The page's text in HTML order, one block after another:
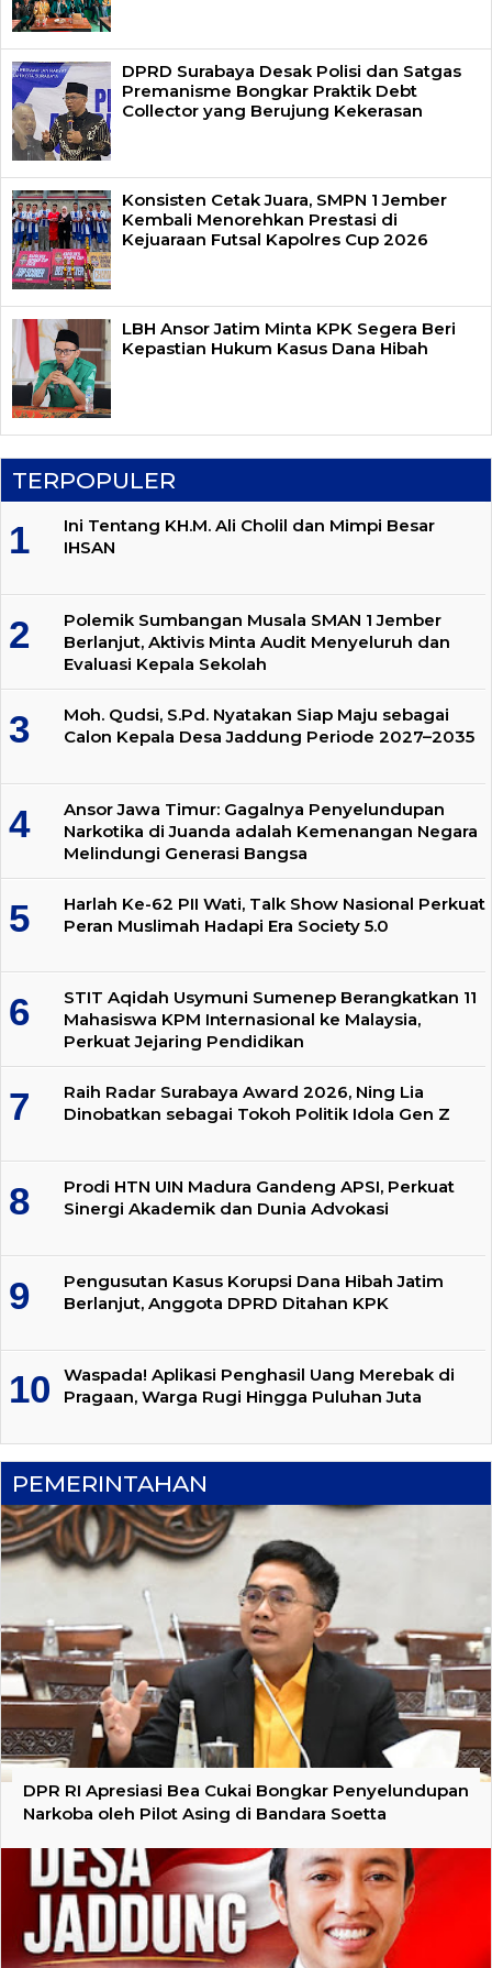
DPRD Surabaya Desak Polisi dan Satgas
Premanisme Bongkar Praktik Debt
Collector yang Berujung Kekerasan
Konsisten Cetak Juara, SMPN 1 Jember
Kembali Menorehkan Prestasi di
Kejuaraan Futsal Kapolres Cup 2026
LBH Ansor Jatim Minta KPK Segera Beri
Kepastian Hukum Kasus Dana Hibah
TERPOPULER
Ini Tentang KH.M. Ali Cholil dan Mimpi Besar
IHSAN
Polemik Sumbangan Musala SMAN 1 Jember
Berlanjut, Aktivis Minta Audit Menyeluruh dan
Evaluasi Kepala Sekolah
Moh. Qudsi, S.Pd. Nyatakan Siap Maju sebagai
Calon Kepala Desa Jaddung Periode 2027–2035
Ansor Jawa Timur: Gagalnya Penyelundupan
Narkotika di Juanda adalah Kemenangan Negara
Melindungi Generasi Bangsa
Harlah Ke-62 PII Wati, Talk Show Nasional Perkuat
Peran Muslimah Hadapi Era Society 5.0
STIT Aqidah Usymuni Sumenep Berangkatkan 11
Mahasiswa KPM Internasional ke Malaysia,
Perkuat Jejaring Pendidikan
Raih Radar Surabaya Award 2026, Ning Lia
Dinobatkan sebagai Tokoh Politik Idola Gen Z
Prodi HTN UIN Madura Gandeng APSI, Perkuat
Sinergi Akademik dan Dunia Advokasi
Pengusutan Kasus Korupsi Dana Hibah Jatim
Berlanjut, Anggota DPRD Ditahan KPK
Waspada! Aplikasi Penghasil Uang Merebak di
Pragaan, Warga Rugi Hingga Puluhan Juta
PEMERINTAHAN
DPR RI Apresiasi Bea Cukai Bongkar Penyelundupan
Narkoba oleh Pilot Asing di Bandara Soetta